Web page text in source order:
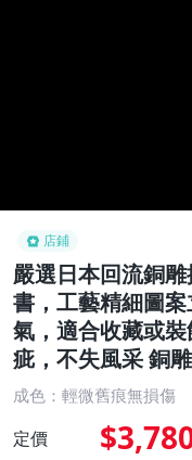
店鋪
嚴選日本回流銅
書，工藝精細圖
氣，適合收藏或
疵，不失風采 銅
成色：輕微舊痕無損傷
定價